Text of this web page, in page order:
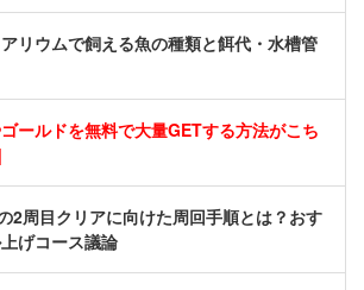
アリウムで飼える魚の種類と餌代・水槽管
ゴールドを無料で大量GETする方法がこち
2周目クリアに向けた周回手順とは？おす
げコース議論